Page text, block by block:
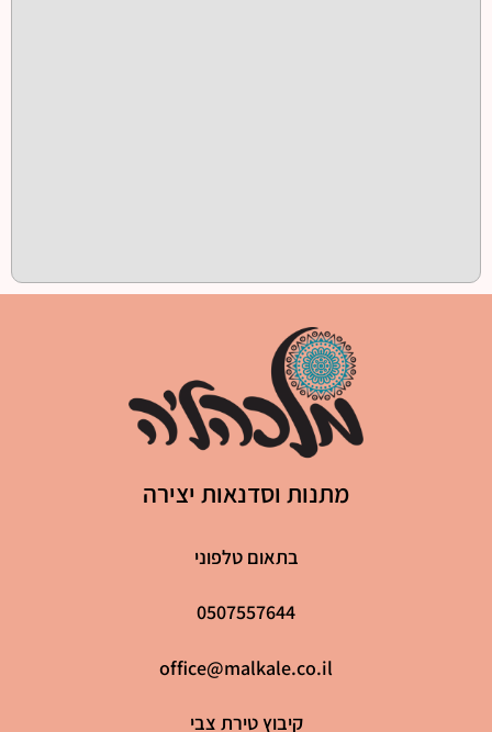
מתנות וסדנאות יצירה
בתאום טלפוני
0507557644
office@malkale.co.il
קיבוץ טירת צבי